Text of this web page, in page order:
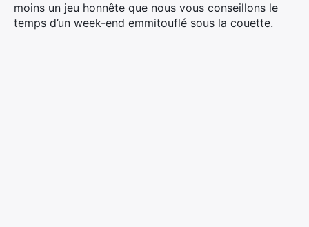
moins un jeu honnête que nous vous conseillons le
temps d’un week-end emmitouflé sous la couette.